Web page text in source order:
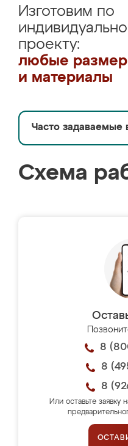
Изготовим по
проекту:
любые
и материалы
Часто задаваемые
Схема
8
8
8
Или оставьте заявку